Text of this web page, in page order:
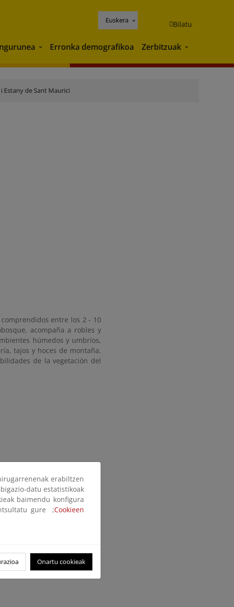
Euskera Bilatu
Ingurunea
Erronka demografikoa Zerbitzuak Zerbitzuak
Estany de Sant Maurici
entre los 2 - 10
acompaña a robles y
húmedos y umbríos,
tajos y hoces de montaña.
de la vegetación del
erabiltzen
datu estatistikoak
baimendu konfigura
gure ;Cookieen
Onartu cookieak